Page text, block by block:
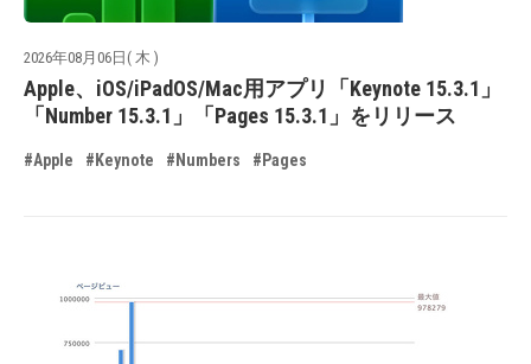
2026年08月06日( 木 )
Apple、iOS/iPadOS/Mac用アプリ「Keynote 15.3.1」
「Number 15.3.1」「Pages 15.3.1」をリリース
#Apple #Keynote #Numbers #Pages